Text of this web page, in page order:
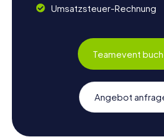
Umsatzsteuer-Rechnung
Teamevent
Angebot